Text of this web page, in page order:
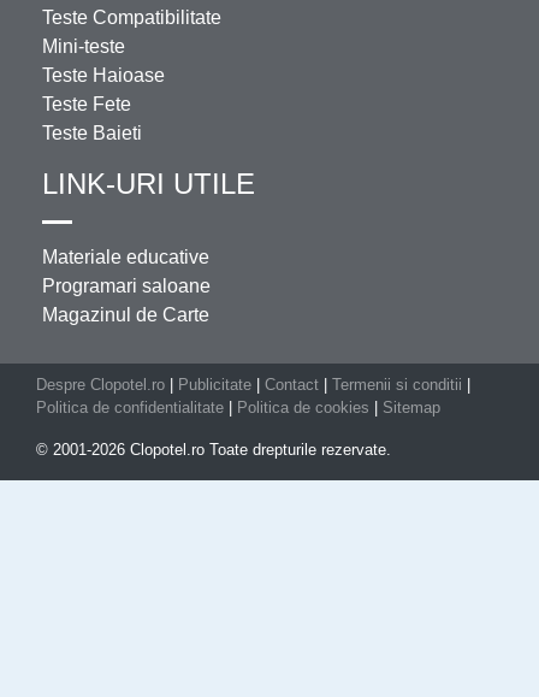
Teste Compatibilitate
Mini-teste
Teste Haioase
Teste Fete
Teste Baieti
LINK-URI UTILE
Materiale educative
Programari saloane
Magazinul de Carte
Despre Clopotel.ro Publicitate Contact Termenii si conditii
Politica de confidentialitate
Politica de cookies Sitemap
© 2001-2026 Clopotel.ro Toate drepturile rezervate.